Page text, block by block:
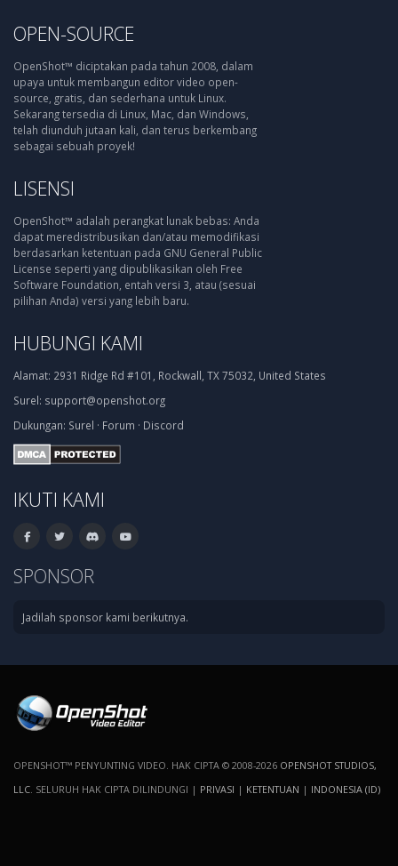
OPEN-SOURCE
OpenShot™ diciptakan pada tahun 2008, dalam
upaya untuk membangun editor video open-
source, gratis, dan sederhana untuk Linux.
Sekarang tersedia di Linux, Mac, dan Windows,
telah diunduh jutaan kali, dan terus berkembang
sebagai sebuah proyek!
LISENSI
OpenShot™ adalah perangkat lunak bebas: Anda
dapat meredistribusikan dan/atau memodifikasi
berdasarkan ketentuan pada GNU General Public
License seperti yang dipublikasikan oleh Free
Software Foundation, entah versi 3, atau (sesuai
pilihan Anda) versi yang lebih baru.
HUBUNGI KAMI
Alamat: 2931 Ridge Rd #101, Rockwall, TX 75032, United States
Surel: support@openshot.org
Dukungan: Surel · Forum · Discord
IKUTI KAMI
SPONSOR
Jadilah sponsor kami berikutnya.
OPENSHOT™ PENYUNTING VIDEO. HAK CIPTA © 2008-2026 OPENSHOT STUDIOS,
LLC. SELURUH HAK CIPTA DILINDUNGI | PRIVASI | KETENTUAN | INDONESIA (ID)